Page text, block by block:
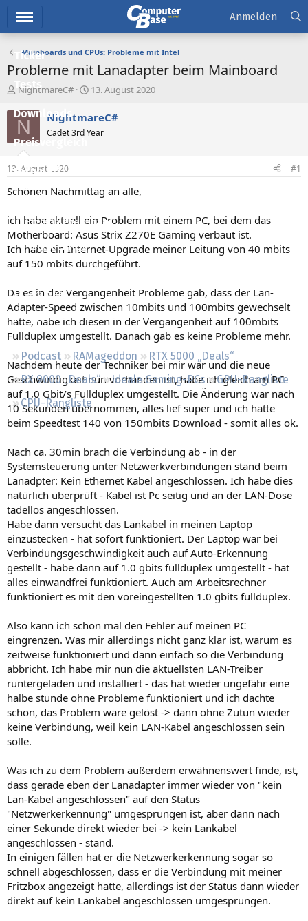
Ticker
Tests
Downloads
Preisvergleich
Forum
Aktuelles
Empfohlene Inhalte
Neue Beiträge
Neueste Aktivitäten
Leserartikel
Regeln
Podcast RAMageddon
RTX 5000 „Deals“
RX 9000 „Deals“
Ideale Gaming-PCs
GPU-Rangliste
CPU-Rangliste
Anmelden
Mainboards und CPUs: Probleme mit Intel
Probleme mit Lanadapter beim Mainboard
E
s
t
e
e
r
NightmareC#
E
s
e
t
a
13. August 2020
N NightmareC#
Cadet 3rd Year
13. August 2020 #1
Schönen Nachmittag an alle,
ich habe aktuell ein Problem mit einem PC, bei dem das
Motherboard: Asus Strix Z270E Gaming verbaut ist.
Ich habe ein Internet-Upgrade meiner Leitung von 40 mbits
auf 150 mbits durchgeführt.
Da es in der Vergangenheit Probleme gab, dass der Lan-
Adapter-Speed zwischen 10mbits und 100mbits gewechselt
hatte, habe ich diesen in der Vergangenheit auf 100mbits
Fullduplex umgestellt. Danach gab es keine Probleme mehr.
Nachdem heute der Techniker bei mir war und die neue
Geschwindigkeit nun vorhanden ist, habe ich gleich am PC
auf 1,0 Gbit/s Fullduplex umgestellt. Die Änderung war nach
10 Sekunden übernommen, alles lief super und ich hatte
beim Speedtest 140 von 150mbits Download - somit alles ok.
Nach ca. 30min brach die Verbindung ab - in der
Systemsteuerung unter Netzwerkverbindungen stand beim
Lanadpter: Kein Ethernet Kabel angeschlossen. Ich habe dies
natürlich überprüft - Kabel ist Pc seitig und an der LAN-Dose
tadellos angeschlossen.
Habe dann versucht das Lankabel in meinen Laptop
einzustecken - hat sofort funktioniert. Der Laptop war bei
Verbindungsgeschwindigkeit auch auf Auto-Erkennung
gestellt - habe dann auf 1.0 gbits fullduplex umgestellt - hat
alles einwandfrei funktioniert. Auch am Arbeitsrechner
funktioniert es mit den voreingestellten 1.0 gbits fullduplex.
Also kann ich schon mal den Fehler auf meinen PC
eingrenzen. Was mir allerdings nicht ganz klar ist, warum es
zeitweise funktioniert und dann einfach so die Verbindung
abbricht. Ich habe mir nun die aktuellsten LAN-Treiber
runtergeladen und installiert - das hat wieder ungefähr eine
halbe stunde ohne Probleme funktioniert und ich dachte
schon, das Problem wäre gelöst -> dann ohne Zutun wieder
keine Verbindung, weil kein LAN-Kabel angeschlossen sein
solle.
Was ich zu dem Problem außerdem erwähnenswert finde, ist,
dass gerade eben der Lanadapter immer wieder von "kein
Lan-Kabel angeschlossen" auf den Status
"Netzwerkerkennung" umgesprungen ist, aber dann nach
einer Sekunde direkt wieder bei -> kein Lankabel
angeschlossen - stand.
In einigen fällen hat er die Netzwerkerkennung sogar so
schnell abgeschlossen, dass er die Verbindung mit meiner
Fritzbox angezeigt hatte, allerdings ist der Status dann wieder
direkt auf kein Lankabel angeschlossen umgesprungen.